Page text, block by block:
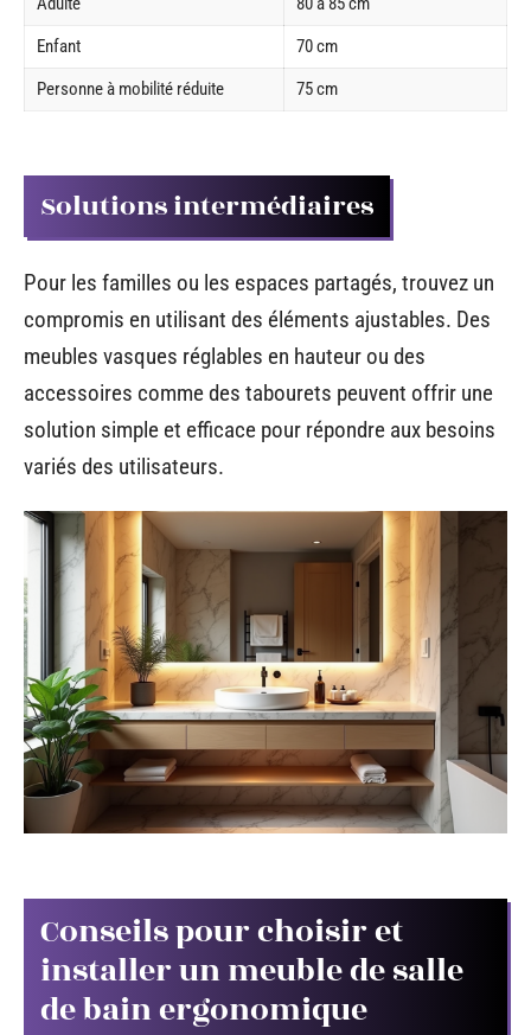
Enfant
70 cm
Personne à mobilité réduite
75 cm
Solutions intermédiaires
Pour les familles ou les espaces partagés, trouvez un
compromis en utilisant des éléments ajustables. Des
meubles vasques réglables en hauteur ou des
accessoires comme des tabourets peuvent offrir une
solution simple et efficace pour répondre aux besoins
variés des utilisateurs.
Conseils pour choisir et
installer un meuble de salle
de bain ergonomique